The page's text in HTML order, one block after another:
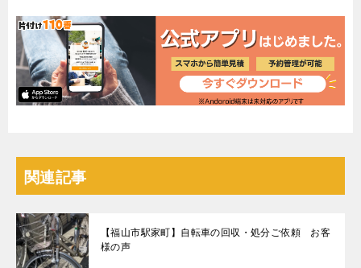
関連記事
【福山市駅家町】自転車の回収・処分ご依頼 お客
様の声